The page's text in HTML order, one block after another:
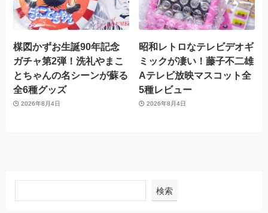
楳図かずお生誕90年記念
ガチャ第2弾！洗礼やまこ
とちゃんの名シーンが蘇る
全6種グッズ
2026年8月4日
昭和レトロなテレビデオギ
ミックが凄い！藤子不二雄
Aテレビ放映マスコット全
5種レビュー
2026年8月4日
検索